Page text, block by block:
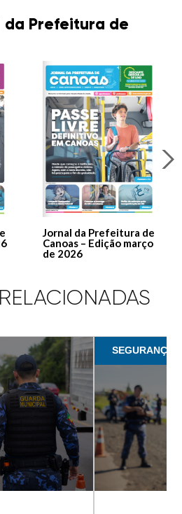
Prefeitura de
Jornal da Prefeitura de
Canoas – Edição março
de 2026
SEGURANÇA